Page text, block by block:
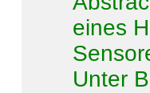
eines
Unter